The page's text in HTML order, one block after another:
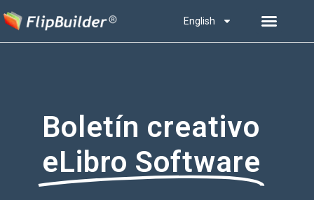
English
Boletín creativo
eLibro Software